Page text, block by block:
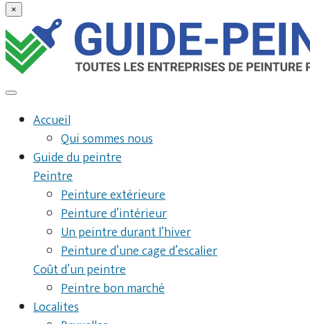
×
Accueil
Qui sommes nous
Guide du peintre
Peintre
Peinture extérieure
Peinture d’intérieur
Un peintre durant l’hiver
Peinture d’une cage d’escalier
Coût d’un peintre
Peintre bon marché
Localites